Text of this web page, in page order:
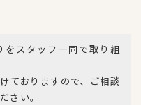
をスタッフ一同で取り組
ておりますので、ご相談
さい。